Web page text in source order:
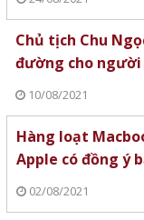
Chủ tịch Chu
đường cho người
10/08/2021
Hàng loạt
Apple có đồng ý
02/08/2021